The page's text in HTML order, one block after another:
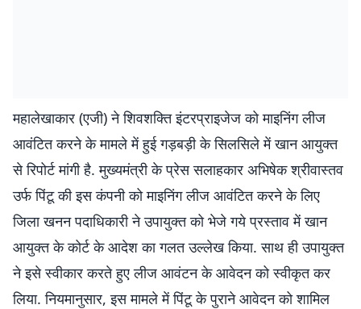
महालेखाकार (एजी) ने शिवशक्ति इंटरप्राइजेज को माइनिंग लीज
आवंटित करने के मामले में हुई गड़बड़ी के सिलसिले में खान आयुक्त
से रिपोर्ट मांगी है. मुख्यमंत्री के प्रेस सलाहकार अभिषेक श्रीवास्तव
उर्फ पिंटू की इस कंपनी को माइनिंग लीज आवंटित करने के लिए
जिला खनन पदाधिकारी ने उपायुक्त को भेजे गये प्रस्ताव में खान
आयुक्त के कोर्ट के आदेश का गलत उल्लेख किया. साथ ही उपायुक्त
ने इसे स्वीकार करते हुए लीज आवंटन के आवेदन को स्वीकृत कर
लिया. नियमानुसार, इस मामले में पिंटू के पुराने आवेदन को शामिल